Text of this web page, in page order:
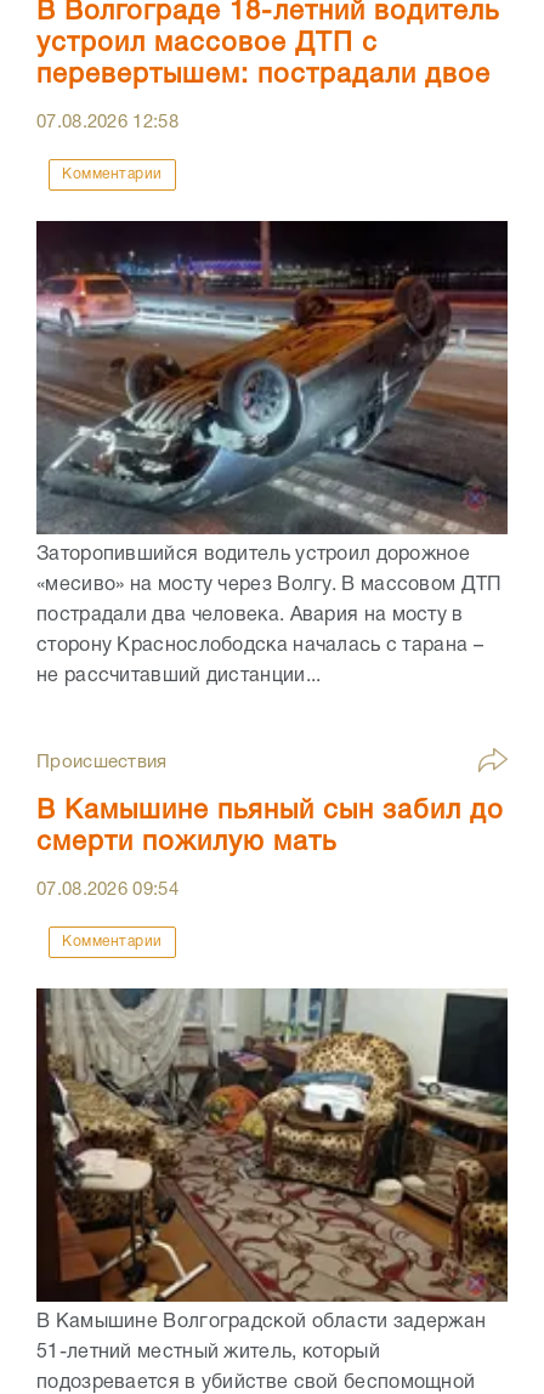
В Волгограде 18-летний водитель
устроил массовое ДТП с
перевертышем: пострадали двое
07.08.2026 12:58
Комментарии
Заторопившийся водитель устроил дорожное
«месиво» на мосту через Волгу. В массовом ДТП
пострадали два человека. Авария на мосту в
сторону Краснослободска началась с тарана –
не рассчитавший дистанции...
Происшествия
В Камышине пьяный сын забил до
смерти пожилую мать
07.08.202609:54
Комментарии
В Камышине Волгоградской области задержан
51-летний местный житель, который
подозревается в убийстве свой беспомощной